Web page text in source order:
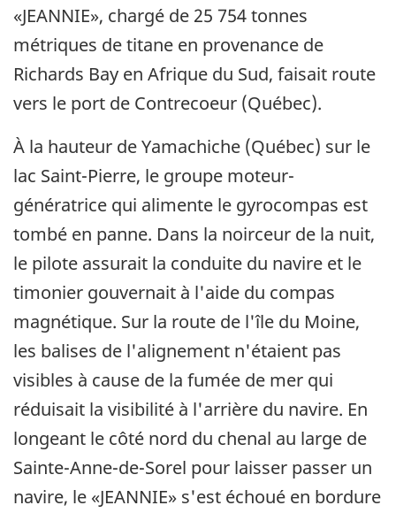
«JEANNIE», chargé de 25 754 tonnes
métriques de titane en provenance de
Richards Bay en Afrique du Sud, faisait route
vers le port de Contrecoeur (Québec).
À la hauteur de Yamachiche (Québec) sur le
lac Saint-Pierre, le groupe moteur-
génératrice qui alimente le gyrocompas est
tombé en panne. Dans la noirceur de la nuit,
le pilote assurait la conduite du navire et le
timonier gouvernait à l'aide du compas
magnétique. Sur la route de l'île du Moine,
les balises de l'alignement n'étaient pas
visibles à cause de la fumée de mer qui
réduisait la visibilité à l'arrière du navire. En
longeant le côté nord du chenal au large de
Sainte-Anne-de-Sorel pour laisser passer un
navire, le «JEANNIE» s'est échoué en bordure